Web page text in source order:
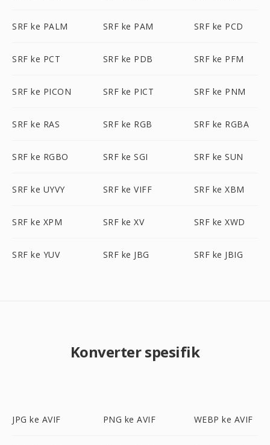
SRF ke PALM SRF ke PAM SRF ke PCD
SRF ke PCT SRF ke PDB SRF ke PFM
SRF ke PICON SRF ke PICT SRF ke PNM
SRF ke RAS SRF ke RGB SRF ke RGBA
SRF ke RGBO SRF ke SGI SRF ke SUN
SRF ke UYVY SRF ke VIFF SRF ke XBM
SRF ke XPM SRF ke XV SRF ke XWD
SRF ke YUV SRF ke JBG SRF ke JBIG
Konverter spesifik
JPG ke AVIF PNG ke AVIF WEBP ke AVIF